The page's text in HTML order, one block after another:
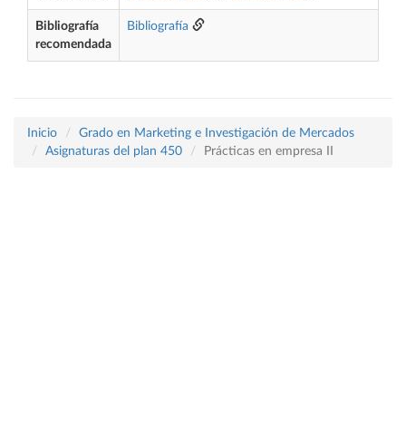
Bibliografía
recomendada
Bibliografía
Inicio
Grado en Marketing e Investigación de Mercados
Asignaturas del plan 450
Prácticas en empresa II